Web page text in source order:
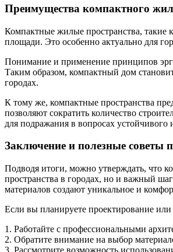
Преимущества компактного
Компактные жилые пространства, такие
площади. Это особенно актуально для
Понимание и применение принципов
Таким образом, компактный дом
городах.
К тому же, компактные пространства
позволяют сократить количество
для подражания в вопросах устойчивого
Заключение и полезные советы
Подводя итоги, можно утверждать, что
пространства в городах, но и важный
материалов создают уникальное и
Если вы планируете проектирование
1. Работайте с профессиональными
2. Обратите внимание на выбор
3. Рассмотрите возможность